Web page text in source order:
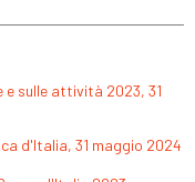
e sulle attività 2023, 31
d'Italia, 31 maggio 2024